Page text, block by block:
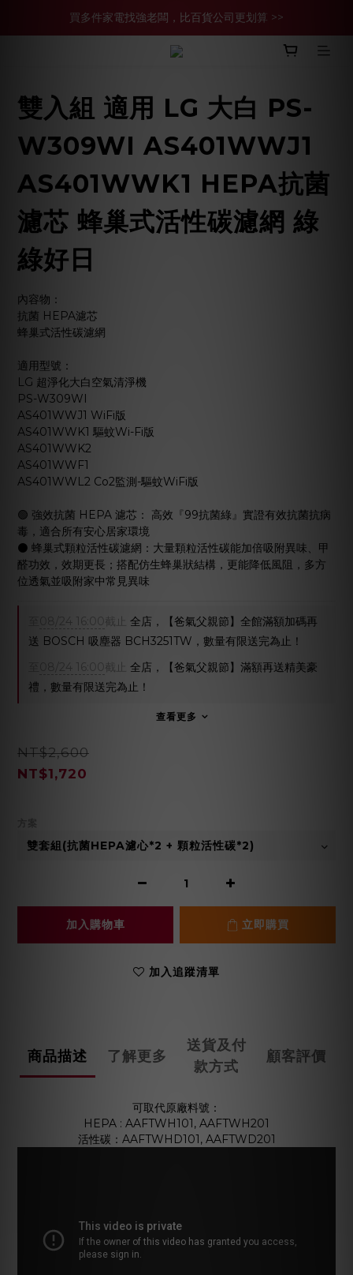
買多件家電找強老闆，比百貨公司更划算 >>
官網現金轉帳優惠 結帳輸【YHH02】再享2%優惠
買多件家電找強老闆，比百貨公司更划算 >>
雙入組 適用 LG 大白 PS-
W309WI AS401WWJ1
AS401WWK1 HEPA抗菌
濾芯 蜂巢式活性碳濾網 綠
綠好日
內容物：
抗菌 HEPA濾芯
蜂巢式活性碳濾網
適用型號：
LG 超淨化大白空氣清淨機
PS-W309WI
AS401WWJ1 WiFi版
AS401WWK1 驅蚊Wi-Fi版
AS401WWK2
AS401WWF1
AS401WWL2 Co2監測-驅蚊WiFi版
🟢 強效抗菌 HEPA 濾芯： 高效『99抗菌綠』實證有效抗菌抗病
毒，適合所有安心居家環境
⚫️ 蜂巢式顆粒活性碳濾網：大量顆粒活性碳能加倍吸附異味、甲
醛功效，效期更長；搭配仿生蜂巢狀結構，更能降低風阻，多方
位透氣並吸附家中常見異味
08/24 16:00 截止
全店，【爸氣父親節】全館滿額加碼再
送 BOSCH 吸塵器 BCH3251TW，數量有限送完為止！
08/24 16:00 截止
全店，【爸氣父親節】滿額再送精美豪
禮，數量有限送完為止！
查看更多
NT$2,600
NT$1,720
加入購物車 立即購買
加入追蹤清單
商品描述 了解更多
送貨及付
款方式
顧客評價
可取代原廠料號：
HEPA : AAFTWH101, AAFTWH201
活性碳：AAFTWHD101, AAFTWD201